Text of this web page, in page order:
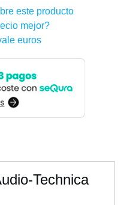
este producto
mejor?
euros
Technica